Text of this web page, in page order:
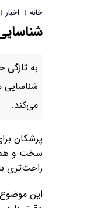
خانه | اخبار |
به
شناسایی
می‌کند.
پزشکان
سخت و هم
راحت‌تری
این موضوع